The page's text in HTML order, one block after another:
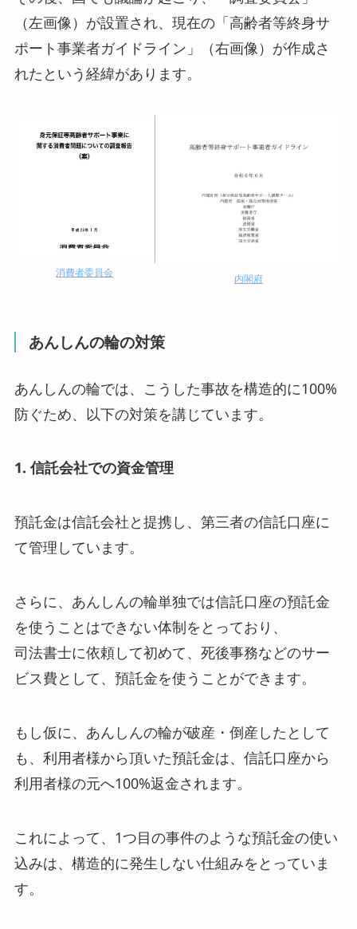
（左画像）が設置され、現在の「高齢者等終身サ
ポート事業者ガイドライン」（右画像）が作成さ
れたという経緯があります。
消費者委員会 内閣府
あんしんの輪の対策
あんしんの輪では、こうした事故を構造的に100%
防ぐため、以下の対策を講じています。
1. 信託会社での資金管理
預託金は信託会社と提携し、第三者の信託口座に
て管理しています。
さらに、あんしんの輪単独では信託口座の預託金
を使うことはできない体制をとっており、
司法書士に依頼して初めて、死後事務などのサー
ビス費として、預託金を使うことができます。
もし仮に、あんしんの輪が破産・倒産したとして
も、利用者様から頂いた預託金は、信託口座から
利用者様の元へ100%返金されます。
これによって、1つ目の事件のような預託金の使い
込みは、構造的に発生しない仕組みをとっていま
す。